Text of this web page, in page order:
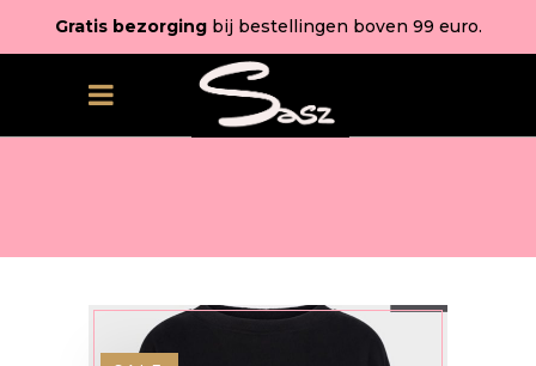
Gratis bezorgingbij bestellingen boven 99 euro.